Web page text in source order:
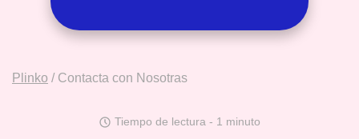
Plinko / Contacta con Nosotras
Tiempo de lectura - 1 minuto